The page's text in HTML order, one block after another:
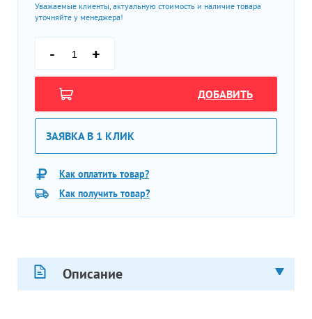
Уважаемые клиенты, актуальную стоимость и наличие товара
уточняйте у менеджера!
- +
ДОБАВИТЬ
ЗАЯВКА В 1 КЛИК
Как оплатить товар?
Как получить товар?
Описание